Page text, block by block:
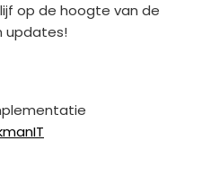
op de hoogte van de
updates!